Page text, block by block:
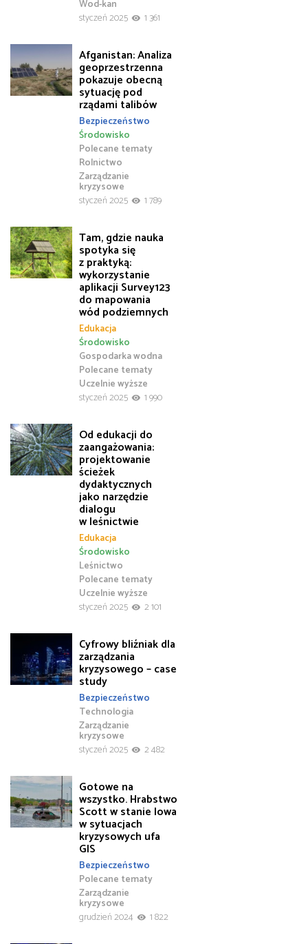
Wod-kan
styczeń 2025
1 361
Afganistan: Analiza
geoprzestrzenna
pokazuje obecną
sytuację pod
rządami talibów
Bezpieczeństwo
Polecane tematy
Rolnictwo
Środowisko
Zarządzanie
kryzysowe
styczeń 2025
1 789
Tam, gdzie nauka
spotyka się
z praktyką:
wykorzystanie
aplikacji Survey123
do mapowania
wód podziemnych
Edukacja
Gospodarka wodna
Polecane tematy
Środowisko
Uczelnie wyższe
styczeń 2025
1 990
Od edukacji do
zaangażowania:
projektowanie
ścieżek
dydaktycznych
jako narzędzie
dialogu
w leśnictwie
Edukacja
Leśnictwo
Polecane tematy
Środowisko
Uczelnie wyższe
styczeń 2025
2 101
Cyfrowy bliźniak dla
zarządzania
kryzysowego – case
study
Bezpieczeństwo
Technologia
Zarządzanie
kryzysowe
styczeń 2025
2 482
Gotowe na
wszystko. Hrabstwo
Scott w stanie Iowa
w sytuacjach
kryzysowych ufa
GIS
Bezpieczeństwo
Polecane tematy
Zarządzanie
kryzysowe
grudzień 2024
1 822